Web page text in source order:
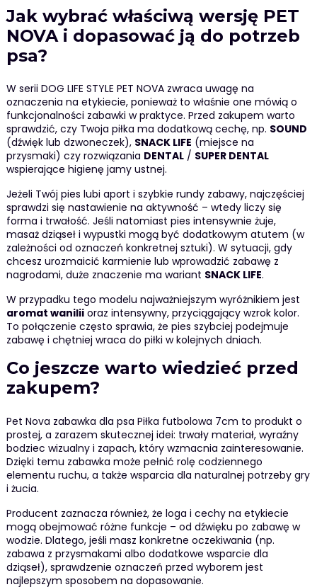
Jak wybrać właściwą wersję PET
NOVA i dopasować ją do potrzeb
psa?
W serii DOG LIFE STYLE PET NOVA zwraca uwagę na
oznaczenia na etykiecie, ponieważ to właśnie one mówią o
funkcjonalności zabawki w praktyce. Przed zakupem warto
sprawdzić, czy Twoja piłka ma dodatkową cechę, np. SOUND
(dźwięk lub dzwoneczek), SNACK LIFE (miejsce na
przysmaki) czy rozwiązania DENTAL/ SUPER DENTAL
wspierające higienę jamy ustnej.
Jeżeli Twój pies lubi aport i szybkie rundy zabawy, najczęściej
sprawdzi się nastawienie na aktywność – wtedy liczy się
forma i trwałość. Jeśli natomiast pies intensywnie żuje,
masaż dziąseł i wypustki mogą być dodatkowym atutem (w
zależności od oznaczeń konkretnej sztuki). W sytuacji, gdy
chcesz urozmaicić karmienie lub wprowadzić zabawę z
nagrodami, duże znaczenie ma wariant SNACK LIFE.
W przypadku tego modelu najważniejszym wyróżnikiem jest
aromat waniliioraz intensywny, przyciągający wzrok kolor.
To połączenie często sprawia, że pies szybciej podejmuje
zabawę i chętniej wraca do piłki w kolejnych dniach.
Co jeszcze warto wiedzieć przed
zakupem?
Pet Nova zabawka dla psa Piłka futbolowa 7cm to produkt o
prostej, a zarazem skutecznej idei: trwały materiał, wyraźny
bodziec wizualny i zapach, który wzmacnia zainteresowanie.
Dzięki temu zabawka może pełnić rolę codziennego
elementu ruchu, a także wsparcia dla naturalnej potrzeby gry
i żucia.
Producent zaznacza również, że loga i cechy na etykiecie
mogą obejmować różne funkcje – od dźwięku po zabawę w
wodzie. Dlatego, jeśli masz konkretne oczekiwania (np.
zabawa z przysmakami albo dodatkowe wsparcie dla
dziąseł), sprawdzenie oznaczeń przed wyborem jest
najlepszym sposobem na dopasowanie.